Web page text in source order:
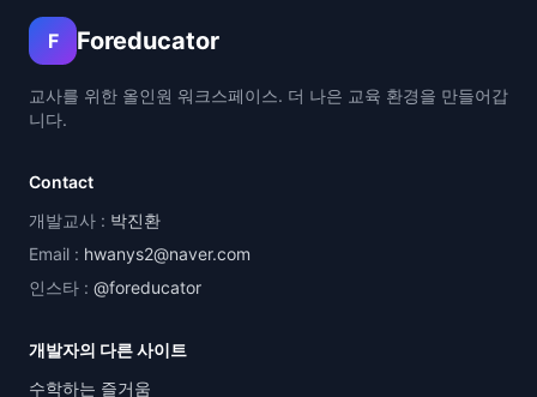
F Foreducator
교사를 위한 올인원 워크스페이스. 더 나은 교육 환경을 만들어갑
니다.
Contact
개발교사 : 박진환
Email : hwanys2@naver.com
인스타 : @foreducator
개발자의 다른 사이트
수학하는 즐거움